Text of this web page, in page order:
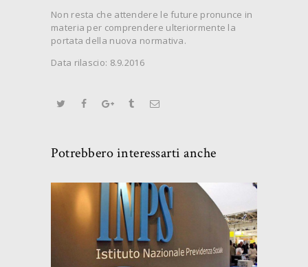
Non resta che attendere le future pronunce in
materia per comprendere ulteriormente la
portata della nuova normativa.
Data rilascio: 8.9.2016
Potrebbero interessarti anche